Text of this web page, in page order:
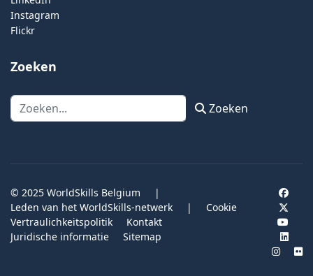
Instagram
Flickr
Zoeken
Zoeken Zoeken
© 2025 WorldSkills Belgium
|
Leden van het WorldSkills-netwerk
|
Cookie
Vertraulichkeitspolitik
Kontakt
Juridische informatie
Sitemap